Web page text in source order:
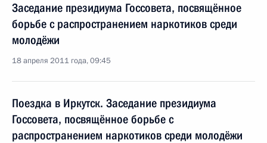
Заседание президиума Госсовета, посвящённое
борьбе с распространением наркотиков среди
молодёжи
18 апреля 2011 года, 09:45
Поездка в Иркутск. Заседание президиума
Госсовета, посвящённое борьбе с
распространением наркотиков среди молодёжи